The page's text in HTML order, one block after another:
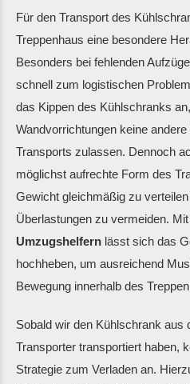
Für den Transport des
Treppenhaus eine besondere
Besonders bei fehlenden
schnell zum logistischen
das Kippen des Kühlschranks
Wandvorrichtungen keine
Transports zulassen. Dennoch
möglichst aufrechte Form des
Gewicht gleichmäßig zu
Überlastungen zu vermeiden.
Umzugshelfern lässt sich das
hochheben, um ausreichend
Bewegung innerhalb des
Sobald wir den Kühlschrank aus
Transporter transportiert haben,
Strategie zum Verladen an.